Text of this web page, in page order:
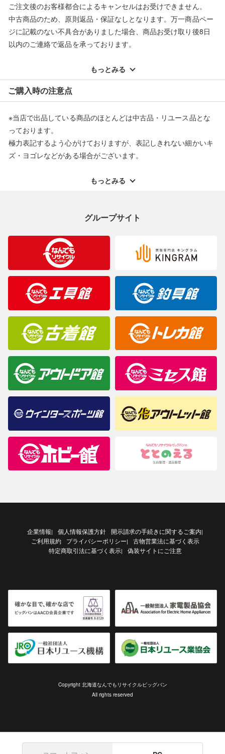
ご注文後のお客様都合によるキャンセルはお受けできません。
中古商品のため、原則返品・保証なしとなります。万一商品ペー
ジに記載のない不具合がありました場合、商品お受け取り後8日
以内のご連絡で返品を承っております。
配送料ともに当社負担で対応いたします。
※オンラインストアで購入頂いた商品は、店頭での返品はお受け
できません。また、商品の修理及び交換に関しては承ることがで
返品・交換について
もっとみる
ご購入時の注意点
※当店で出品している商品のほとんどは中古品・リユース品とな
っております。
極力表記するよう心がけておりますが、表記しきれない細かいキ
ズ・ヨゴレなどがある場合がございます。
ご理解くださいますようお願い申し上げます。
合がございますのでご了承ください。
※表記したカラー名は、当社が判断した名称を掲載しています。
製造元が定めたカラー名と異なることもあります。色調などご不
明なことがありましたらご購入前にお問い合わせください。
商品について
もっとみる
グループサイト
企業情報| 個人情報保護方針 開示請求の手続きに関するご案内|
ご利用規約 プライバシーポリシー|
古物営業法に基づく表示
特定商取引法に基づく表示| 偽装サイトにご注意
Copyright 北海道なんでもリサイクルビッグバン
All rights reserved